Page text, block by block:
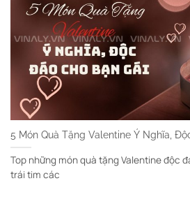
5 Món Quà Tặng Valentine Ý Nghĩa,
Top những món quà tặng Valentine độc
trái tim các